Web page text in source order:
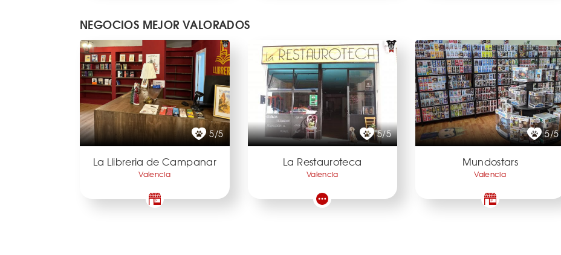
NEGOCIOS MEJOR VALORADOS
5/5
La Llibreria de Campanar
Valencia
5/5
La Restauroteca
Valencia
5/5
Mundostars
Valencia